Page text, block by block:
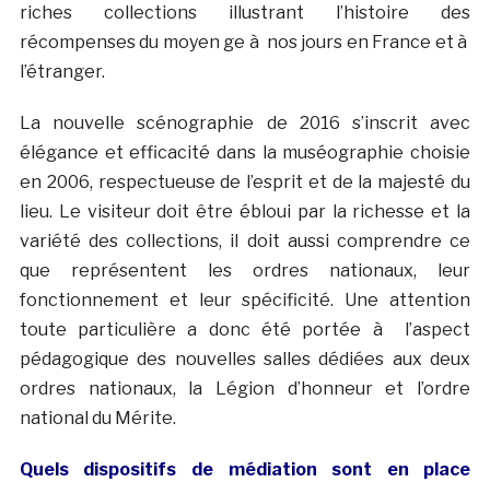
riches collections illustrant l’histoire des
récompenses du moyen ge à nos jours en France et à
l’étranger.
La nouvelle scénographie de 2016 s’inscrit avec
élégance et efficacité dans la muséographie choisie
en 2006, respectueuse de l’esprit et de la majesté du
lieu. Le visiteur doit être ébloui par la richesse et la
variété des collections, il doit aussi comprendre ce
que représentent les ordres nationaux, leur
fonctionnement et leur spécificité. Une attention
toute particulière a donc été portée à l’aspect
pédagogique des nouvelles salles dédiées aux deux
ordres nationaux, la Légion d’honneur et l’ordre
national du Mérite.
Quels dispositifs de médiation sont en place